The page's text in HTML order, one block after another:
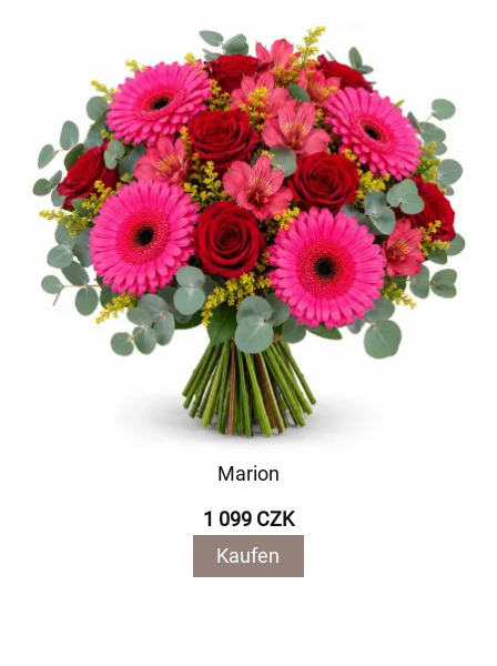
Marion
1 099 CZK
Kaufen